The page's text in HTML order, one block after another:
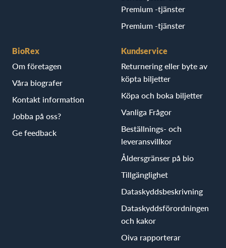
Premium -tjänster
Premium -tjänster
BioRex
Om företagen
Våra biografer
Kontakt information
Jobba på oss?
Ge feedback
Kundservice
Returnering eller byte av
köpta biljetter
Köpa och boka biljetter
Vanliga Frågor
Beställnings- och
leveransvillkor
Åldersgränser på bio
Tillgänglighet
Dataskyddsbeskrivning
Dataskyddsförordningen
och kakor
Oiva rapporterar